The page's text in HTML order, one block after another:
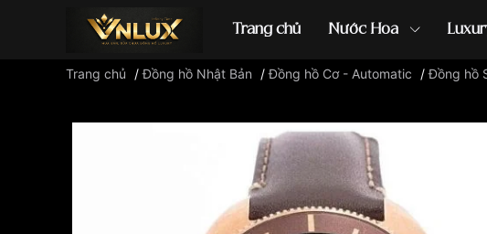
Trang chủ Nước Hoa
Đồng hồ casio đồng hồ G-Shock
Trang chủ /Đồng hồ Nhật Bản /Đồng hồ Cơ - Automatic /Đồng hồ